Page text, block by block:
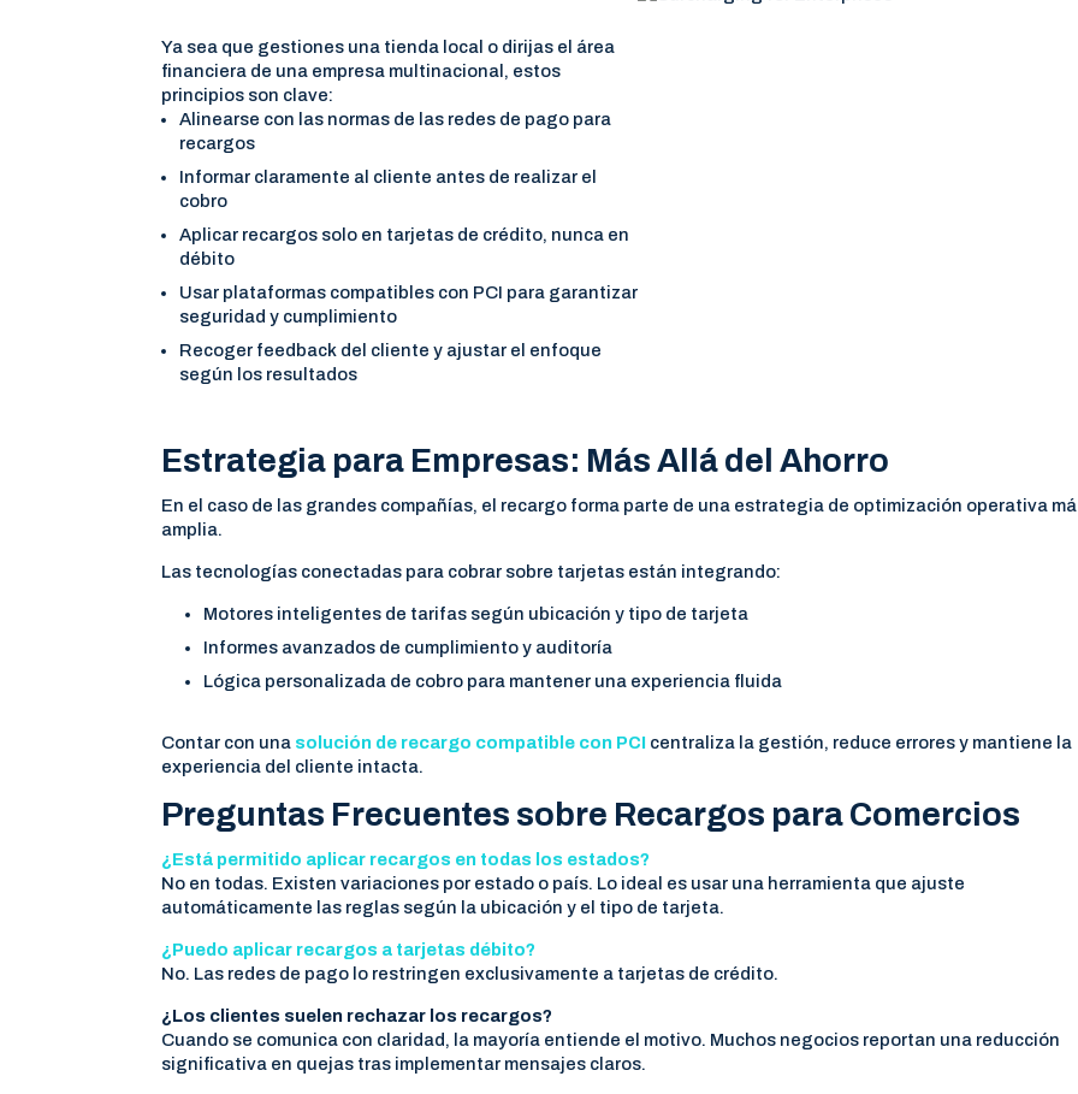
Ya sea que gestiones una tienda local o dirijas el área
financiera de una empresa multinacional, estos
principios son clave:
Alinearse con las normas de las redes de pago para
recargos
Informar claramente al cliente antes de realizar el
cobro
Aplicar recargos solo en tarjetas de crédito, nunca en
débito
Usar plataformas compatibles con PCI para garantizar
seguridad y cumplimiento
Recoger feedback del cliente y ajustar el enfoque
según los resultados
Estrategia para Empresas: Más Allá del Ahorro
En el caso de las grandes compañías, el recargo forma parte de una estrategia de optimización operativa
amplia.
Las tecnologías conectadas para cobrar sobre tarjetas están integrando:
Motores inteligentes de tarifas según ubicación y tipo de tarjeta
Informes avanzados de cumplimiento y auditoría
Lógica personalizada de cobro para mantener una experiencia fluida
Contar con una solución de recargo compatible con PCI centraliza la gestión, reduce errores y mantiene la
experiencia del cliente intacta.
Preguntas Frecuentes sobre Recargos para Comercios
¿Está permitido aplicar recargos en todas los estados?
No en todas. Existen variaciones por estado o país. Lo ideal es usar una herramienta que ajuste
automáticamente las reglas según la ubicación y el tipo de tarjeta.
¿Puedo aplicar recargos a tarjetas débito?
No. Las redes de pago lo restringen exclusivamente a tarjetas de crédito.
¿Los clientes suelen rechazar los recargos?
Cuando se comunica con claridad, la mayoría entiende el motivo. Muchos negocios reportan una reducción
significativa en quejas tras implementar mensajes claros.